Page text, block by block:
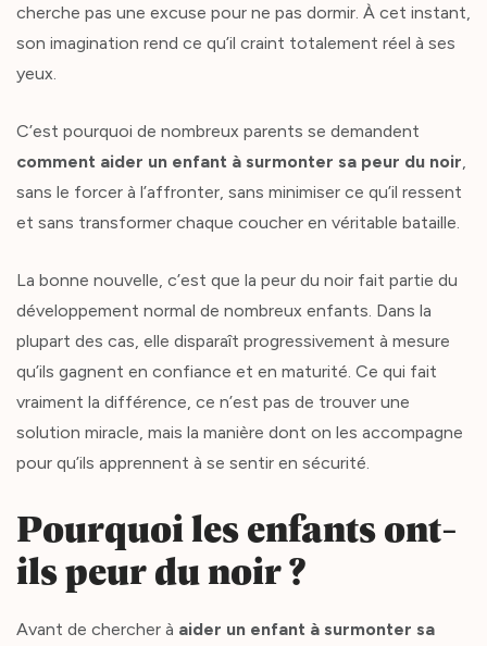
cherche pas une excuse pour ne pas dormir. À cet instant,
son imagination rend ce qu’il craint totalement réel à ses
yeux.
C’est pourquoi de nombreux parents se demandent
comment aider un enfant à surmonter sa peur du noir
sans le forcer à l’affronter, sans minimiser ce qu’il ressent
et sans transformer chaque coucher en véritable bataille.
La bonne nouvelle, c’est que la peur du noir fait partie du
développement normal de nombreux enfants. Dans la
plupart des cas, elle disparaît progressivement à mesure
qu’ils gagnent en confiance et en maturité. Ce qui fait
vraiment la différence, ce n’est pas de trouver une
solution miracle, mais la manière dont on les accompagne
pour qu’ils apprennent à se sentir en sécurité.
Pourquoi les enfants ont-
ils peur du noir ?
Avant de chercher à aider un enfant à surmonter sa